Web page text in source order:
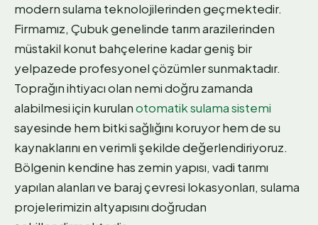
modern sulama teknolojilerinden geçmektedir.
Firmamız, Çubuk genelinde tarım arazilerinden
müstakil konut bahçelerine kadar geniş bir
yelpazede profesyonel çözümler sunmaktadır.
Toprağın ihtiyacı olan nemi doğru zamanda
alabilmesi için kurulanotomatik sulama sistemi
sayesinde hem bitki sağlığını koruyor hem de su
kaynaklarını en verimli şekilde değerlendiriyoruz.
Bölgenin kendine has zemin yapısı, vadi tarımı
yapılan alanları ve baraj çevresi lokasyonları, sulama
projelerimizin altyapısını doğrudan